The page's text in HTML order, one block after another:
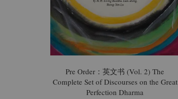
Pre Order：英文书 (Vol. 2) The
Complete Set of Discourses on the Great
Perfection Dharma